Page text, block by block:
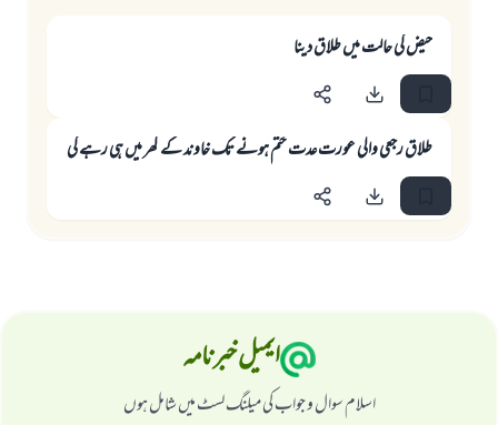
حيض كى حالت ميں طلاق دينا
طلاق رجعى والى عورت عدت ختم ہونے تك خاوند كے گھر ميں ہى رہے گى
ایمیل خبرنامہ
اسلام سوال و جواب کی میلنگ لسٹ میں شامل ہوں